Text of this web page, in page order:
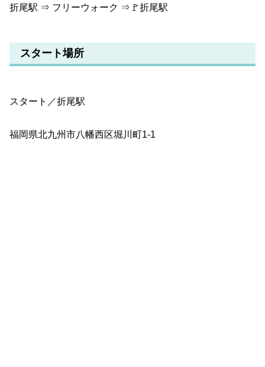
折尾駅 ⇒ フリーウォーク ⇒🚩折尾駅
スタート場所
スタート／折尾駅
福岡県北九州市八幡西区堀川町1-1